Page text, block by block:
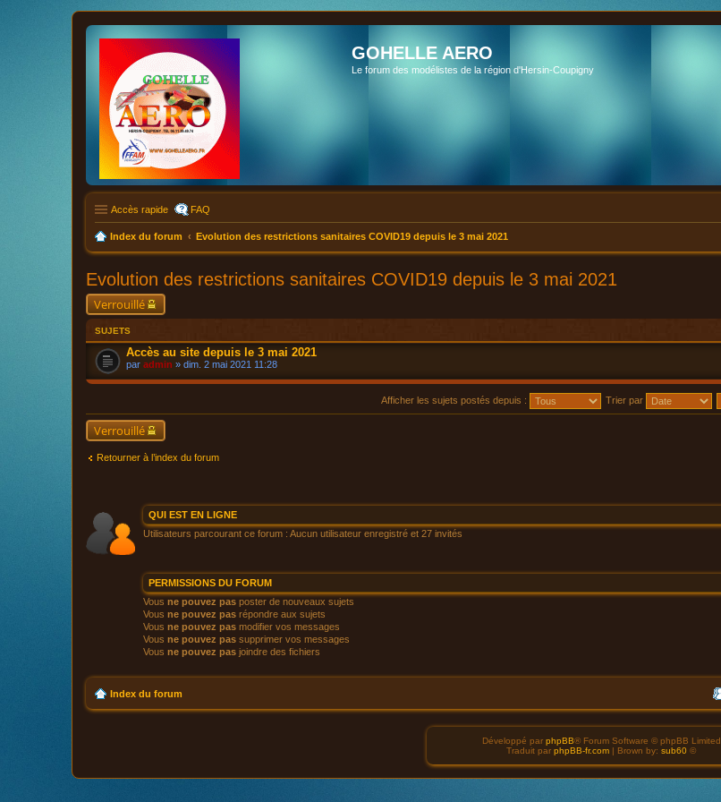
GOHELLE AERO
Le forum des modélistes de la région d'Hersin-Coupigny
Accès rapide FAQ
Index du forum Evolution des restrictions sanitaires COVID19 depuis le 3 mai 2021
Evolution des restrictions sanitaires COVID19 depuis le 3 mai 2021
Verrouillé
SUJETS
Accès au site depuis le 3 mai 2021
par admin » dim. 2 mai 2021 11:28
Afficher les sujets postés depuis : Trier par
Verrouillé
Retourner à l’index du forum
QUI EST EN LIGNE
Utilisateurs parcourant ce forum : Aucun utilisateur enregistré et 27 invités
PERMISSIONS DU FORUM
Vous ne pouvez pas poster de nouveaux sujets
Vous ne pouvez pas répondre aux sujets
Vous ne pouvez pas modifier vos messages
Vous ne pouvez pas supprimer vos messages
Vous ne pouvez pas joindre des fichiers
Index du forum
Développé par phpBB® Forum Software © phpBB Limited
Traduit par phpBB-fr.com | Brown by: sub60 ©